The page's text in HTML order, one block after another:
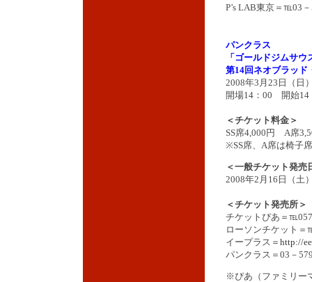
P’s LAB東京＝℡03
パンクラス
「ゴールドジムサ
第14回ネオブラッド
2008年3月23日（日
開場14：00 開始14
＜チケット料金＞
SS席4,000円 A席
※SS席、A席は椅子
＜一般チケット発売
2008年2月16日（
＜チケット発売所＞
チケットぴあ＝
ローソンチケット
イープラス＝ http://
パンクラス＝03－
※ぴあ（ファミリー